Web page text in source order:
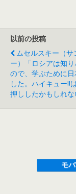
以前の投稿
ムセルスキー（サ
ー）「ロシアは知
ので、学ぶために日
した。ハイキュー!!
押ししたかもしれな
モ